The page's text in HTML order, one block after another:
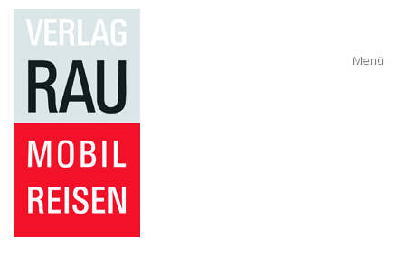
Menü